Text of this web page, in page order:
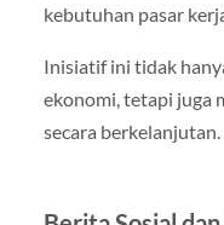
kebutuhan pasar
Inisiatif ini tidak
ekonomi, tetapi juga
secara berkelanjutan.